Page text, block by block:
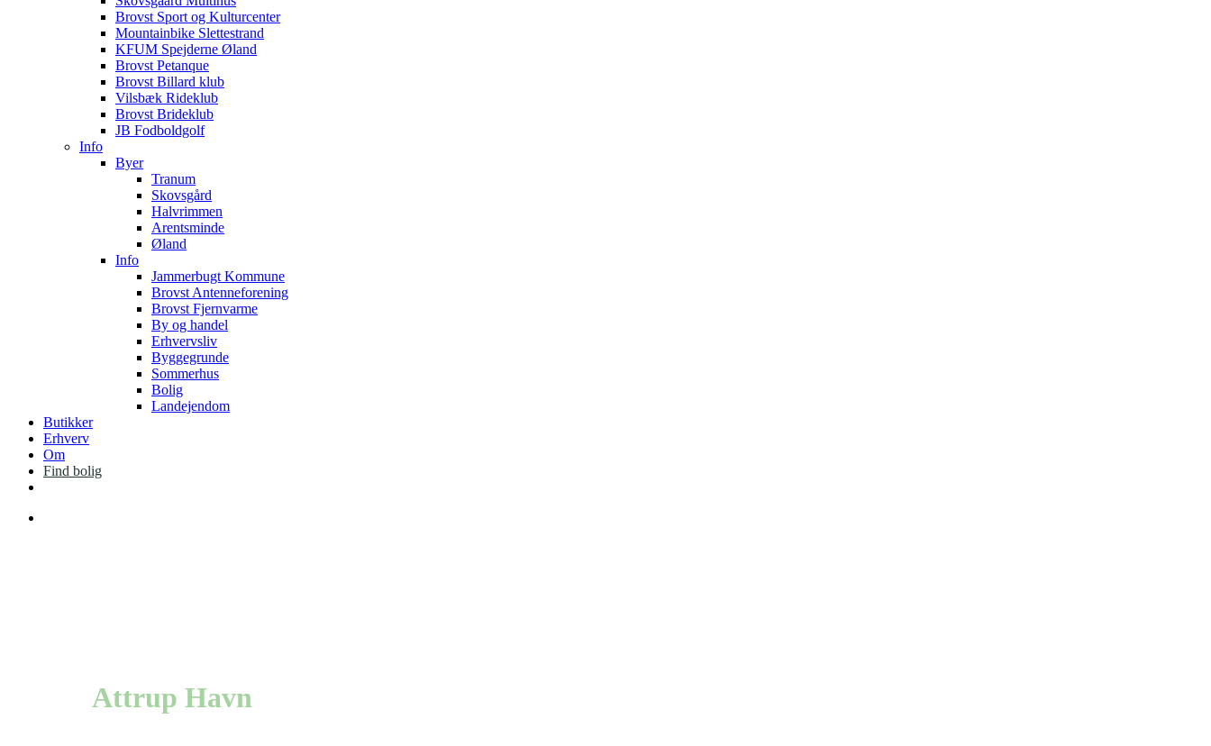
Brovst Sport og Kulturcenter
Mountainbike Slettestrand
KFUM Spejderne Øland
Brovst Petanque
Brovst Billard klub
Vilsbæk Rideklub
Brovst Brideklub
JB Fodboldgolf
Info
Byer
Tranum
Skovsgård
Halvrimmen
Arentsminde
Øland
Info
Jammerbugt Kommune
Brovst Antenneforening
Brovst Fjernvarme
By og handel
Erhvervsliv
Byggegrunde
Sommerhus
Bolig
Landejendom
Butikker
Erhverv
Om
Find bolig
Attrup Havn